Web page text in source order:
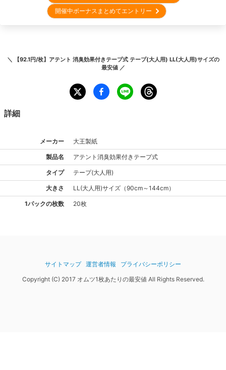
開催中ボーナスまとめてエントリー
＼ 【92.1円/枚】アテント 消臭効果付きテープ式 テープ(大人用) LL(大人用)サイズの
最安値 ／
詳細
メーカー 大王製紙
製品名 アテント 消臭効果付きテープ式
タイプ テープ(大人用)
大きさ LL(大人用)サイズ （90cm～144cm）
1パックの枚数 20枚
サイトマップ 運営者情報
プライバシーポリシー
Copyright (C) 2017 オムツ1枚あたりの最安値 All Rights Reserved.